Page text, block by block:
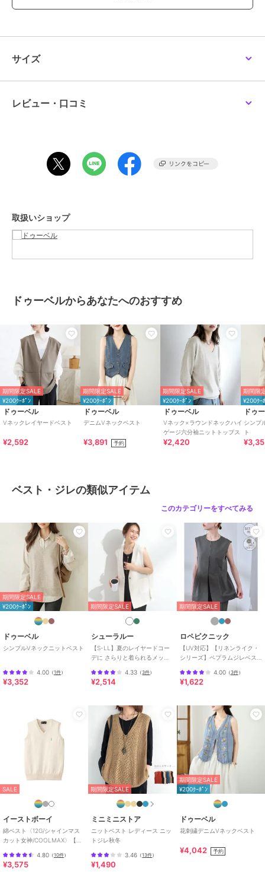
落ち着いたカラー展開なので、お手持ちのトップスと合わせるだけ
……………………
裏地：なし
……………………
ショップ ドゥーベル
商品カテゴリ トップス ／ ベスト・ジレ
性別タイプ
レディース
トップス ／ベスト・ジレ
カラー
グレー、ベージュ、ブルー、ブラ
ック
サイズ S,M,L,LL
素材
アクリル50%・レーヨン25%・ナ
特徴
トップス
ニット素材/アクリ
ノースリーブ/ LL･13号以上あり
洗える / パーティー・結婚式・
二次会
/ セレモニー・入学式・卒
/ レギュラー丈(トップス)
ベスト・ジレ
ナイロン/ニット素材
アクリ
ル素材/レーヨン素材 無地/
ノースリーブ/
/洗える /パーティー・結婚式・
二次会/セレモニー・入学式・卒
業式 /レギュラー丈(トップス)
原産国 中国製
サイズ
レビュー・口コミ
取扱いショップ
ドゥーベルからあなたへのおすすめ
期間限定SALE
¥200ｸｰﾎﾟﾝ
ドゥーベル
Vネックレイヤードベスト
¥2,592
期間限定SALE
¥200ｸｰﾎﾟﾝ
ドゥーベル
デニムVネックベスト
¥3,891 予約
期間限定SALE
¥200ｸｰﾎﾟﾝ
ドゥーベル
Vネック×ラウンドネックハイ
ゲージ六分袖ニットトップス
¥2,420
期間限
¥200ｸｰ
ドゥ
シンプ
ト
ベスト・ジレの類似アイテム
このカテゴリーをすべてみる
期間限定SALE
¥200ｸｰﾎﾟﾝ
ドゥーベル
シンプルVネックニットベスト
4.00 （1件）
¥3,352
期間限定SALE
シューラルー
【S-LL】夏のレイヤードコー
デに さらりと着られるメッシ
4.33 （3件）
¥2,514
期間限定SALE
ロペピクニック
【UV対応】【リネンライク・
シリーズ】ペプラムジレベス
4.00（3件）
¥1,622
SALE
イーストボーイ
綿ベスト〈12G/シャインマス
カット女神/COOLMAX〉【ス
【学校】
4.80 （10件）
¥3,575
期間限定SALE
ミニミニストア
ニットベスト レディース ニッ
トジレ秋冬
3.46 （13件）
¥1,490
期間限定SALE
¥200ｸｰﾎﾟﾝ
ドゥーベル
花刺繍デニムVネックベスト
¥4,042 予約